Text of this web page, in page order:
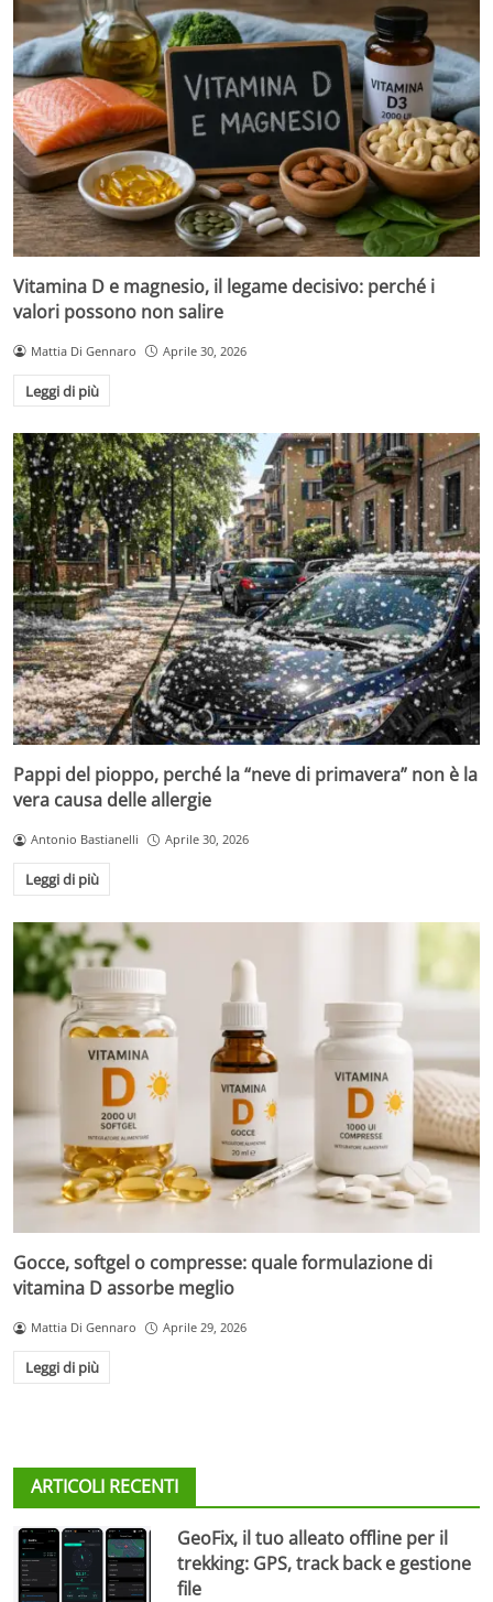
Vitamina D e magnesio, il legame decisivo: perché i
valori possono non salire
Mattia Di Gennaro Aprile 30, 2026
Leggi di più
Pappi del pioppo, perché la “neve di primavera” non è la
vera causa delle allergie
Antonio Bastianelli Aprile 30, 2026
Leggi di più
Gocce, softgel o compresse: quale formulazione di
vitamina D assorbe meglio
Mattia Di Gennaro Aprile 29, 2026
Leggi di più
ARTICOLI RECENTI
GeoFix, il tuo alleato offline per il
trekking: GPS, track back e gestione
file